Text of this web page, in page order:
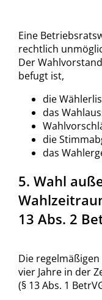
Eine
rechtlich
Der
befugt ist,
die
das
die
das
5. Wahl
13 Abs. 2
Die
vier Jahre in der
(§ 13 Abs. 1